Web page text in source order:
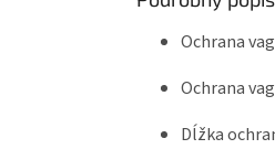
Ochrana
Ochrana
Dĺžka